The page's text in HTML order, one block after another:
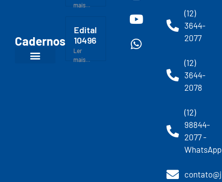
Cadernos
mais...
Edital
10496
Ler
mais...
(12)
3644-
2077
(12)
3644-
2078
(12)
98844-
2077 -
WhatsApp